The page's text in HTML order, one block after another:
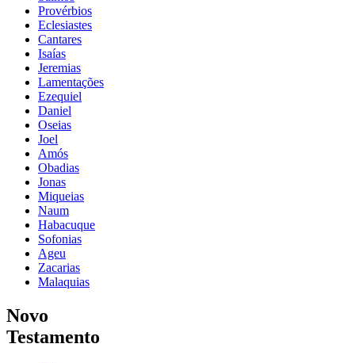
Provérbios
Eclesiastes
Cantares
Isaías
Jeremias
Lamentações
Ezequiel
Daniel
Oseias
Joel
Amós
Obadias
Jonas
Miqueias
Naum
Habacuque
Sofonias
Ageu
Zacarias
Malaquias
Novo
Testamento